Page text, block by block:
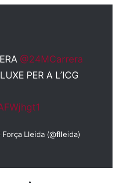
@24MCarrera
PER A L’ICG
Lleida (@flleida)